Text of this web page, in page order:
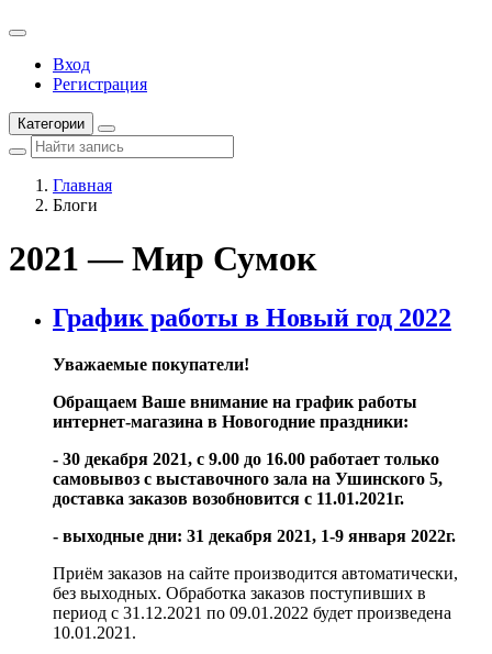
Вход
Регистрация
Категории
Главная
Блоги
2021 — Мир Сумок
График работы в Новый год 2022
Уважаемые покупатели!
Обращаем Ваше внимание на график работы
интернет-магазина в Новогодние праздники:
- 30 декабря 2021, с 9.00 до 16.00 работает только
самовывоз с выставочного зала на Ушинского 5,
доставка заказов возобновится с 11.01.2021г.
- выходные дни: 31 декабря 2021, 1-9 января 2022г.
Приём заказов на сайте производится автоматически,
без выходных. Обработка заказов поступивших в
период с 31.12.2021 по 09.01.2022 будет произведена
10.01.2021.